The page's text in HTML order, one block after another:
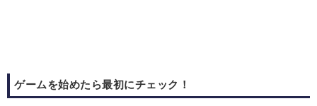
ゲームを始めたら最初にチェック！